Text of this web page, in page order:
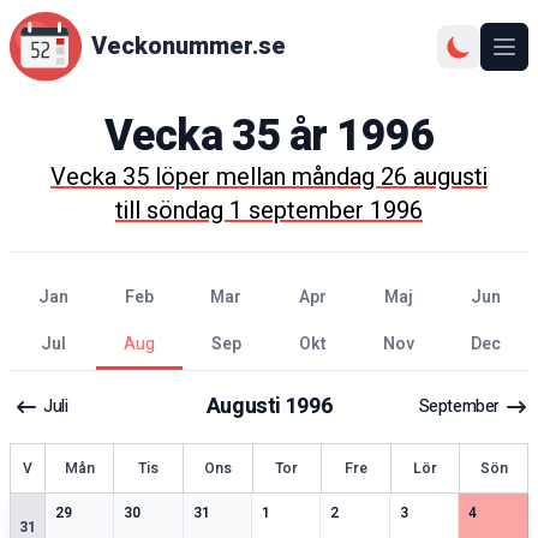
Veckonummer.se
Vecka35år 1996
Vecka35löper mellanmåndag 26 augusti
tillsöndag 1 september 1996
jan feb mar apr maj
jun
jul
aug sep okt nov dec
Juli Augusti 1996 September
Vecka Mån Tis Ons Tor Fre Lör Sön
31
29
2speciella datum
30
1speciella datum
31
2speciella datum
11 speciella datum
2
2speciella datum
3
1speciella datum
4
2